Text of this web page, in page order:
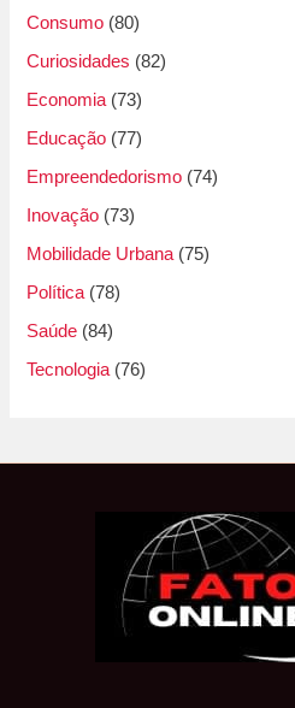
Consumo (80)
Curiosidades (82)
Economia (73)
Educação (77)
Empreendedorismo (74)
Inovação (73)
Mobilidade Urbana (75)
Política (78)
Saúde (84)
Tecnologia (76)